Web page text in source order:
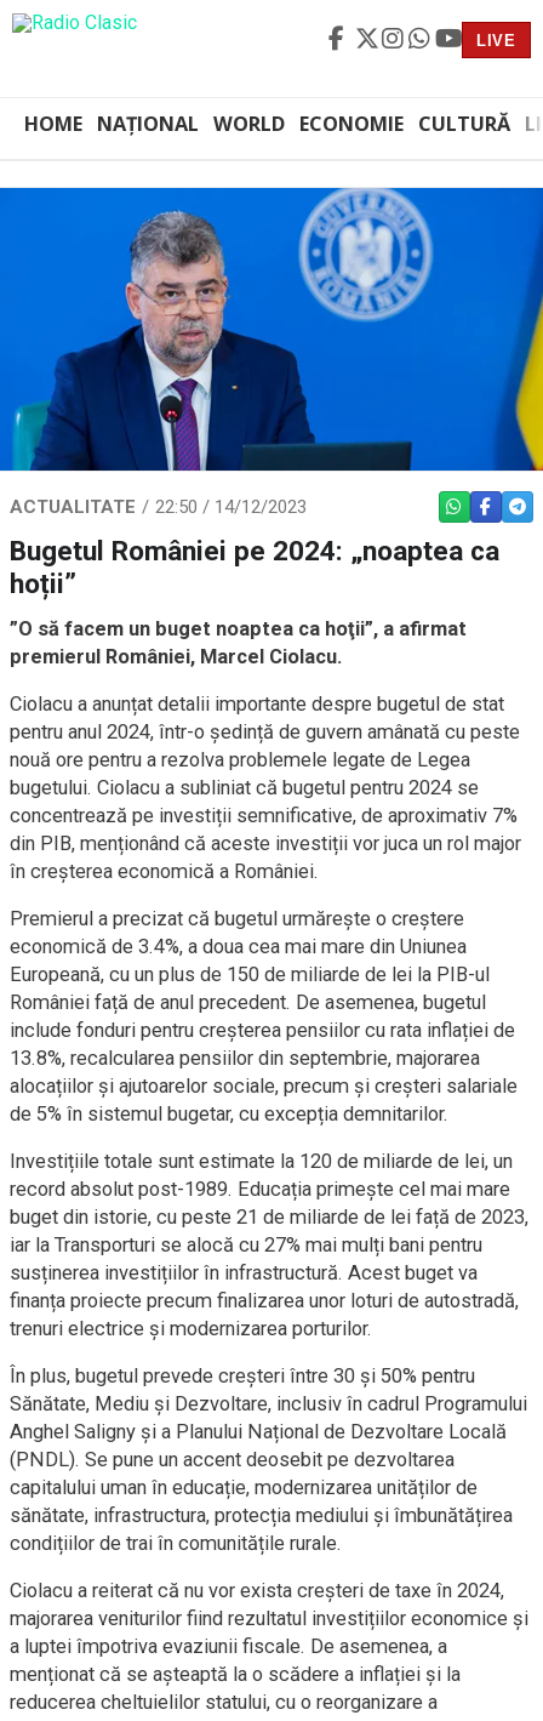
LIVE
HOME NAȚIONAL WORLD ECONOMIE CULTURĂ
ACTUALITATE 22:50 / 14/12/2023 WHATSAPP
Bugetul României pe 2024: „noaptea ca
hoții”
”O să facem un buget noaptea ca hoţii”, a afirmat
premierul României, Marcel Ciolacu.
Ciolacu a anunțat detalii importante despre bugetul de stat
pentru anul 2024, într-o ședință de guvern amânată cu peste
nouă ore pentru a rezolva problemele legate de Legea
bugetului. Ciolacu a subliniat că bugetul pentru 2024 se
concentrează pe investiții semnificative, de aproximativ 7%
din PIB, menționând că aceste investiții vor juca un rol major
în creșterea economică a României.
Premierul a precizat că bugetul urmărește o creștere
economică de 3.4%, a doua cea mai mare din Uniunea
Europeană, cu un plus de 150 de miliarde de lei la PIB-ul
României față de anul precedent. De asemenea, bugetul
include fonduri pentru creșterea pensiilor cu rata inflației de
13.8%, recalcularea pensiilor din septembrie, majorarea
alocațiilor și ajutoarelor sociale, precum și creșteri salariale
de 5% în sistemul bugetar, cu excepția demnitarilor.
Investițiile totale sunt estimate la 120 de miliarde de lei, un
record absolut post-1989. Educația primește cel mai mare
buget din istorie, cu peste 21 de miliarde de lei față de 2023,
iar la Transporturi se alocă cu 27% mai mulți bani pentru
susținerea investițiilor în infrastructură. Acest buget va
finanța proiecte precum finalizarea unor loturi de autostradă,
trenuri electrice și modernizarea porturilor.
În plus, bugetul prevede creșteri între 30 și 50% pentru
Sănătate, Mediu și Dezvoltare, inclusiv în cadrul Programului
Anghel Saligny și a Planului Național de Dezvoltare Locală
(PNDL). Se pune un accent deosebit pe dezvoltarea
capitalului uman în educație, modernizarea unităților de
sănătate, infrastructura, protecția mediului și îmbunătățirea
condițiilor de trai în comunitățile rurale.
Ciolacu a reiterat că nu vor exista creșteri de taxe în 2024,
majorarea veniturilor fiind rezultatul investițiilor economice și
a luptei împotriva evaziunii fiscale. De asemenea, a
menționat că se așteaptă la o scădere a inflației și la
reducerea cheltuielilor statului, cu o reorganizare a